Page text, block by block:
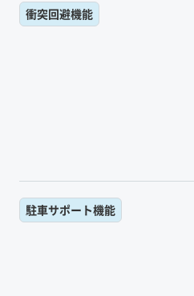
衝突回避機能
駐車サポート機能